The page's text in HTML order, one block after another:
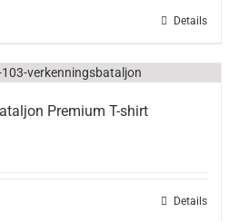
Details
Premium T-shirt
Details